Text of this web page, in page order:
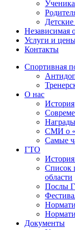
Независимая
Услуги и
Контакты
Спортивная
О нас
История
Награды
СМИ о
Самые
ГТО
Список
области
Послы
Документы